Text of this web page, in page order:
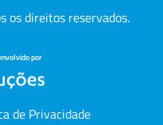
os direitos reservados.
por
de Privacidade